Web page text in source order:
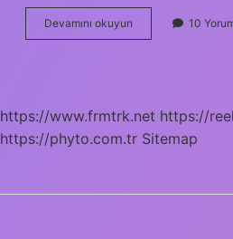
Devamını okuyun Karagöz’ün
gerçek
10
https://www.frmtrk.net https://
https://phyto.com.tr Sitemap